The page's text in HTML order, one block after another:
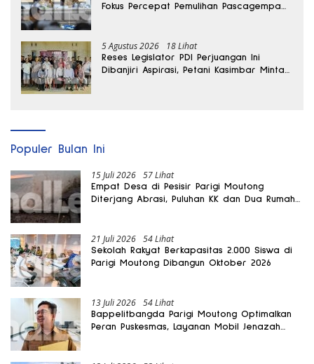
Fokus Percepat Pemulihan Pascagempa
5 Agustus 2026 18 Lihat
Reses Legislator PDI Perjuangan Ini
Dibanjiri Aspirasi, Petani Kasimbar Minta
Populer Bulan Ini
15 Juli 2026 57 Lihat
Empat Desa di Pesisir Parigi Moutong
Diterjang Abrasi, Puluhan KK dan Dua Rumah
21 Juli 2026 54 Lihat
Sekolah Rakyat Berkapasitas 2.000 Siswa di
Parigi Moutong Dibangun Oktober 2026
13 Juli 2026 54 Lihat
Bappelitbangda Parigi Moutong Optimalkan
Peran Puskesmas, Layanan Mobil Jenazah